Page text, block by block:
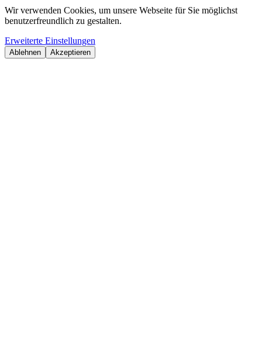
Wir verwenden Cookies, um unsere Webseite für Sie möglichst
benutzerfreundlich zu gestalten.
Erweiterte Einstellungen
Ablehnen Akzeptieren